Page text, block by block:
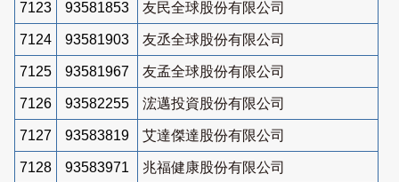
7123 93581853 友民全球股份有限公司
7124 93581903 友丞全球股份有限公司
7125 93581967 友孟全球股份有限公司
7126 93582255 浤邁投資股份有限公司
7127 93583819 艾達傑達股份有限公司
7128 93583971 兆福健康股份有限公司